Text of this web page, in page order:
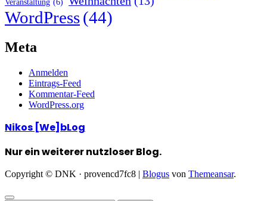
Veranstaltung (6)
WordPress(44)
Meta
Anmelden
Eintrags-Feed
Kommentar-Feed
WordPress.org
Nikos [We]bLog
Nur ein weiterer nutzloser Blog.
Copyright © DNK · provencd7fc8 | Blogus von Themeansar.